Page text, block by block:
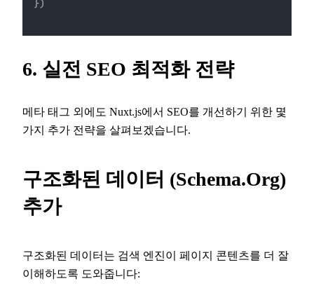
})
6. 실전 SEO 최적화 전략
메타 태그 외에도 Nuxt.js에서 SEO를 개선하기 위한 몇
가지 추가 전략을 살펴보겠습니다.
구조화된 데이터 (Schema.org)
추가
구조화된 데이터는 검색 엔진이 페이지 콘텐츠를 더 잘
이해하도록 도와줍니다: